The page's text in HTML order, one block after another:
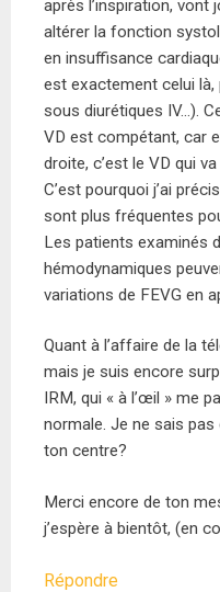
après l’inspiration, vont
altérer la fonction
en insuffisance
est exactement celui là,
sous diurétiques IV…).
VD est compétant, car
droite, c’est le VD qui
C’est pourquoi j’ai
sont plus fréquentes
Les patients examinés
hémodynamiques
variations de FEVG en
Quant à l’affaire de la
mais je suis encore
IRM, qui « à l’œil » me
normale. Je ne sais
ton centre?
Merci encore de ton
j’espère à bientôt, (en
Répondre